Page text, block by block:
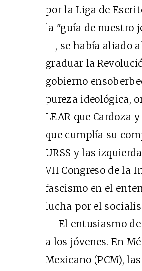
por la Liga de
la "guía de nuestro
—, se había aliado
graduar la
gobierno
pureza ideológica,
LEAR que Cardoza
que cumplía su
URSS y las
VII Congreso de la
fascismo en el
lucha por el
El entusiasmo de
a los jóvenes. En
Mexicano (PCM),